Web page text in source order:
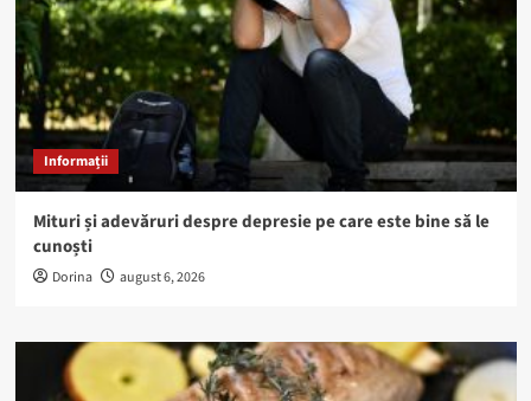
Informații
Mituri și adevăruri despre depresie pe care este bine să le
cunoști
Dorina august 6, 2026